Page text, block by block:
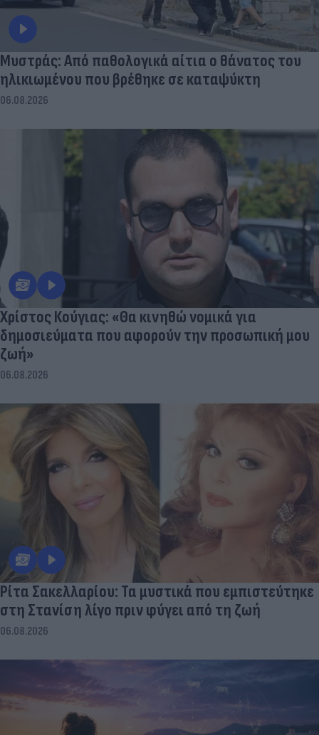
Μυστράς: Από παθολογικά αίτια ο θάνατος του
ηλικιωμένου που βρέθηκε σε καταψύκτη
06.08.2026
Χρίστος Κούγιας: «Θα κινηθώ νομικά για
δημοσιεύματα που αφορούν την προσωπική μου
ζωή»
06.08.2026
Ρίτα Σακελλαρίου: Τα μυστικά που εμπιστεύτηκε
στη Στανίση λίγο πριν φύγει από τη ζωή
06.08.2026